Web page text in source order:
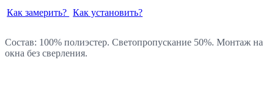
Как замерить? Как установить?
Состав: 100% полиэстер. Светопропускание 50%. Монтаж на
окна без сверления.